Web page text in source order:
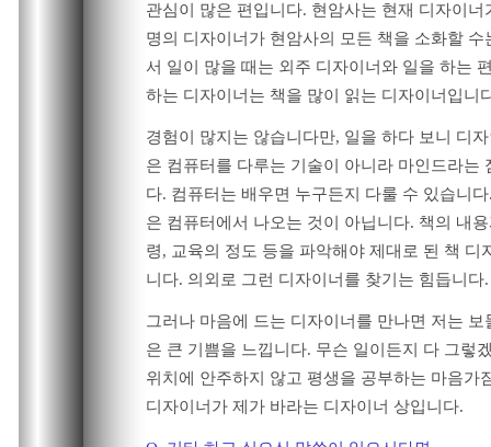
관심이 많은 편입니다. 현암사는 현재 디자이너
명의 디자이너가 현암사의 모든 책을 소화할 수
서 일이 많을 때는 외주 디자이너와 일을 하는
하는 디자이너는 책을 많이 읽는 디자이너입니
경험이 많지는 않습니다만, 일을 하다 보니 디
은 컴퓨터를 다루는 기술이 아니라 마인드라는
다. 컴퓨터는 배우면 누구든지 다룰 수 있습니
은 컴퓨터에서 나오는 것이 아닙니다. 책의 내
령, 교육의 정도 등을 파악해야 제대로 된 책 디
니다. 의외로 그런 디자이너를 찾기는 힘듭니다.
그러나 마음에 드는 디자이너를 만나면 저는 보
은 큰 기쁨을 느낍니다. 무슨 일이든지 다 그렇
위치에 안주하지 않고 평생을 공부하는 마음가
디자이너가 제가 바라는 디자이너 상입니다.